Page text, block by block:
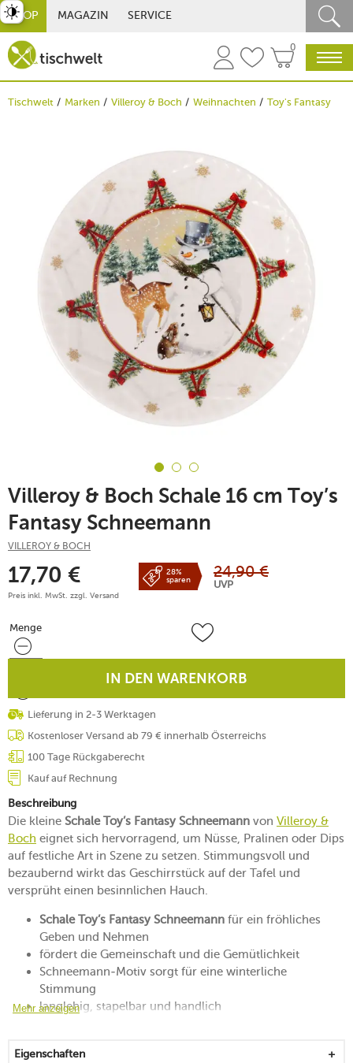
SHOP MAGAZIN SERVICE
0
Tischwelt Marken Villeroy & Boch Weihnachten Toy's Fantasy
Villeroy & Boch Schale 16 cm Toy’s
Fantasy Schneemann
VILLEROY & BOCH
17,70 €
Preis inkl. MwSt. zzgl. Versand
28%
sparen
24,90 €
UVP
Menge
Menge
IN DEN WARENKORB
Lieferung in 2-3 Werktagen
Kostenloser Versand ab 79 € innerhalb Österreichs
100 Tage Rückgaberecht
Kauf auf Rechnung
Beschreibung
Die kleine Schale Toy’s Fantasy Schneemann von Villeroy &
Boch eignet sich hervorragend, um Nüsse, Pralinen oder Dips
auf festliche Art in Szene zu setzen. Stimmungsvoll und
bezaubernd wirkt das Geschirrstück auf der Tafel und
versprüht einen besinnlichen Hauch.
Schale Toy’s Fantasy Schneemann für ein fröhliches
Geben und Nehmen
fördert die Gemeinschaft und die Gemütlichkeit
Schneemann-Motiv sorgt für eine winterliche
Stimmung
langlebig, stapelbar und handlich
von Hand reinigen
Mehr anzeigen
Eigenschaften
umschalten